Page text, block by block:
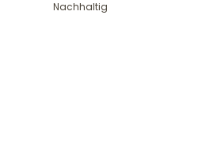
Nachhaltig